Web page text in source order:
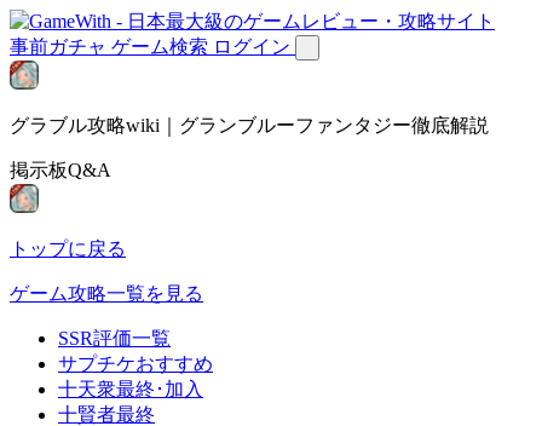
事前ガチャ ゲーム検索 ログイン
グラブル攻略wiki｜グランブルーファンタジー徹底解説
掲示板Q&A
トップに戻る
ゲーム攻略一覧を見る
SSR評価一覧
サプチケおすすめ
十天衆最終･加入
十賢者最終